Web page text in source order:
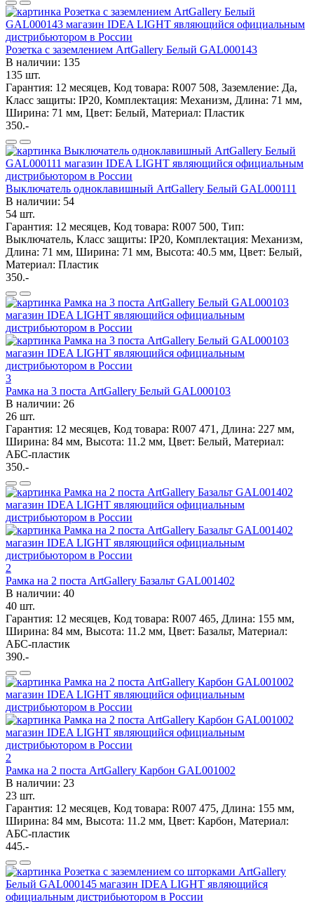
Розетка с заземлением ArtGallery Белый GAL000143
В наличии: 135
135 шт.
Гарантия: 12 месяцев, Код товара: R007 508, Заземление: Да,
Класс защиты: IP20, Комплектация: Механизм, Длина: 71 мм,
Ширина: 71 мм, Цвет: Белый, Материал: Пластик
350.-
Выключатель одноклавишный ArtGallery Белый GAL000111
В наличии: 54
54 шт.
Гарантия: 12 месяцев, Код товара: R007 500, Тип:
Выключатель, Класс защиты: IP20, Комплектация: Механизм,
Длина: 71 мм, Ширина: 71 мм, Высота: 40.5 мм, Цвет: Белый,
Материал: Пластик
350.-
3
Рамка на 3 поста ArtGallery Белый GAL000103
В наличии: 26
26 шт.
Гарантия: 12 месяцев, Код товара: R007 471, Длина: 227 мм,
Ширина: 84 мм, Высота: 11.2 мм, Цвет: Белый, Материал:
АБС-пластик
350.-
2
Рамка на 2 поста ArtGallery Базальт GAL001402
В наличии: 40
40 шт.
Гарантия: 12 месяцев, Код товара: R007 465, Длина: 155 мм,
Ширина: 84 мм, Высота: 11.2 мм, Цвет: Базальт, Материал:
АБС-пластик
390.-
2
Рамка на 2 поста ArtGallery Карбон GAL001002
В наличии: 23
23 шт.
Гарантия: 12 месяцев, Код товара: R007 475, Длина: 155 мм,
Ширина: 84 мм, Высота: 11.2 мм, Цвет: Карбон, Материал:
АБС-пластик
445.-